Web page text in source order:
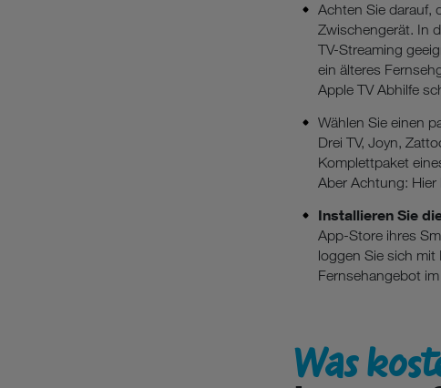
Achten Sie darauf,
Zwischengerät. In
TV-Streaming
ein älteres
Apple TV Abhilfe
Wählen Sie einen
Drei TV, Joyn,
Komplettpaket
Aber Achtung:
Installieren Sie
App-Store ihres
loggen Sie sich
Fernsehangebot
Was